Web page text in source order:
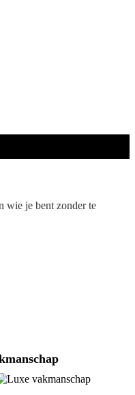
wie je bent zonder te